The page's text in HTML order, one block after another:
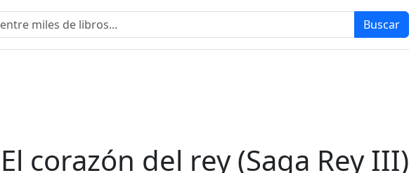
Buscar
El corazón del rey (Saga Rey III)